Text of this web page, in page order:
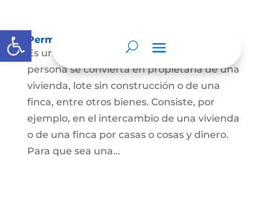
Abrir barra de herramientas
Permuta de Inmuebles
Es uno de los contratos para que una
persona se convierta en propietaria de una
vivienda, lote sin construcción o de una
finca, entre otros bienes. Consiste, por
ejemplo, en el intercambio de una vivienda
o de una finca por casas o cosas y dinero.
Para que sea una...